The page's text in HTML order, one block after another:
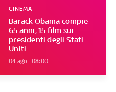
Barack Obama compie
65 anni, 15 film sui
presidenti degli Stati
Uniti
CINEMA
04 ago - 08:00